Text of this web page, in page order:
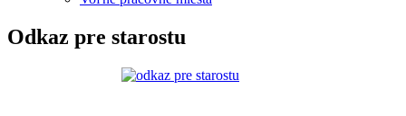
Odkaz pre starostu